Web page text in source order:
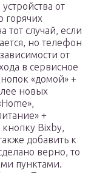
от
горячих
тот случай, если
но телефон
от
в сервисное
«домой» +
новых
+
Bixby,
добавить к
верно, то
пунктами.